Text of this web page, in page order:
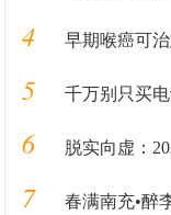
4 早期喉癌可治愈
5 千万别只买
6 脱实向虚：
7 春满南充•醉